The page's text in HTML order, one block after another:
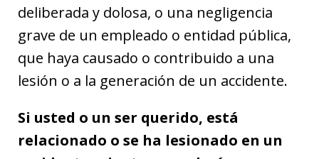
deliberada y dolosa, o una negligencia
grave de un empleado o entidad pública,
que haya causado o contribuido a una
lesión o a la generación de un accidente.
Si usted o un ser querido, está
relacionado o se ha lesionado en un